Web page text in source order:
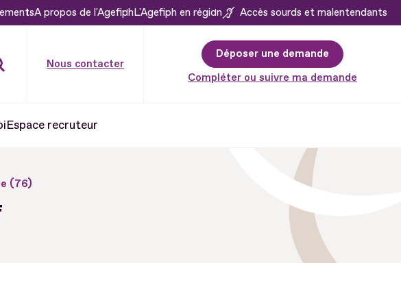
A propos de l'AgefiphL'Agefiph en région Accès sourds et malentendants
Nous contacter
Déposer une demande
Compléter ou suivre ma demande
Espace recruteur
(76)